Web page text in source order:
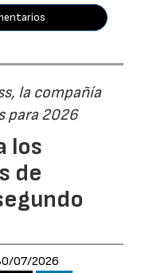
la compañía
para 2026
los
de
07/2026